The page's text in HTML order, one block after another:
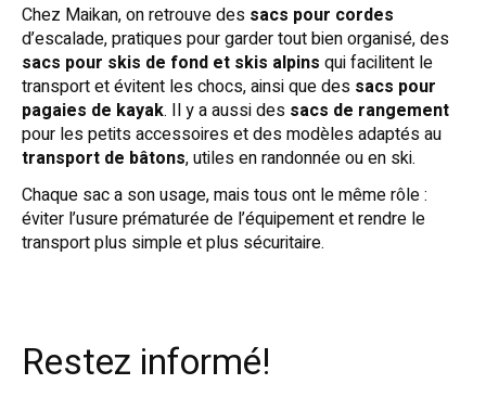
Chez Maikan, on retrouve des sacs pour cordes
d’escalade, pratiques pour garder tout bien organisé, des
sacs pour skis de fond et skis alpins qui facilitent le
transport et évitent les chocs, ainsi que des sacs pour
pagaies de kayak. Il y a aussi des sacs de rangement
pour les petits accessoires et des modèles adaptés au
transport de bâtons, utiles en randonnée ou en ski.
Chaque sac a son usage, mais tous ont le même rôle :
éviter l’usure prématurée de l’équipement et rendre le
transport plus simple et plus sécuritaire.
Restez informé!